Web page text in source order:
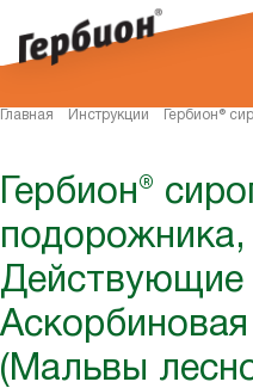
Главная Инструкции Гербион®
Гербион®
подорожника,
Действующие
(Мальвы